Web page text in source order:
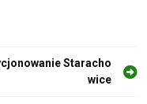
Staracho
wice